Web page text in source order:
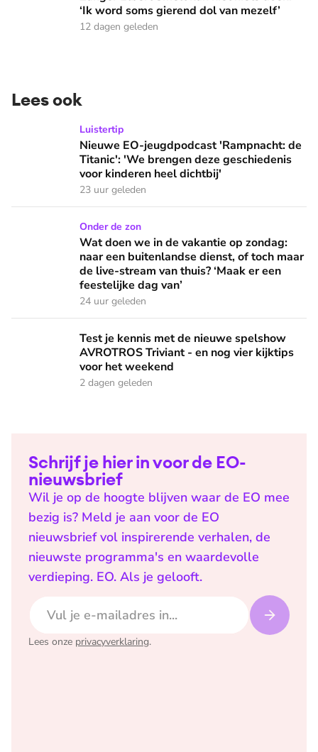
‘Ik word soms gierend dol van mezelf’
12 dagen geleden
Lees ook
Nieuwe EO-jeugdpodcast 'Rampnacht: de Titanic': 'We
Luistertip
Nieuwe EO-jeugdpodcast 'Rampnacht: de
Titanic': 'We brengen deze geschiedenis
voor kinderen heel dichtbij'
23 uur geleden
Wat doen we in de vakantie op zondag: naar een
Onder de zon
Wat doen we in de vakantie op zondag:
naar een buitenlandse dienst, of toch maar
de live-stream van thuis? ‘Maak er een
feestelijke dag van’
24 uur geleden
Test je kennis met de nieuwe spelshow AVROTROS
Test je kennis met de nieuwe spelshow
AVROTROS Triviant - en nog vier kijktips
voor het weekend
2 dagen geleden
Schrijf je hier in voor de EO-
nieuwsbrief
Wil je op de hoogte blijven waar de EO mee
bezig is? Meld je aan voor de EO
nieuwsbrief vol inspirerende verhalen, de
nieuwste programma's en waardevolle
verdieping. EO. Als je gelooft.
Lees onze privacyverklaring.